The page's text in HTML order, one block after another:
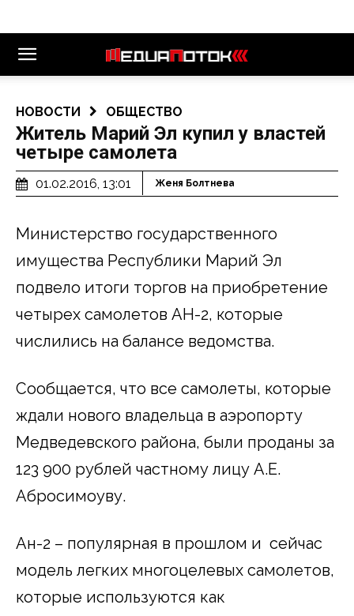
НОВОСТИ ОБЩЕСТВО
Житель Марий Эл купил у властей
четыре самолета
01.02.2016, 13:01 Женя Болтнева
Министерство государственного
имущества Республики Марий Эл
подвело итоги торгов на приобретение
четырех самолетов АН-2, которые
числились на балансе ведомства.
Сообщается, что все самолеты, которые
ждали нового владельца в аэропорту
Медведевского района, были проданы за
123 900 рублей частному лицу А.Е.
Абросимоуву.
Ан-2 – популярная в прошлом и сейчас
модель легких многоцелевых самолетов,
которые используются как